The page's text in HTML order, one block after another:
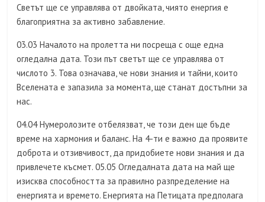
Светът ще се управлява от двойката, чиято енергия е
благоприятна за активно забавление.
03.03 Началото на пролетта ни посреща с още една
огледална дата. Този път светът ще се управлява от
числото 3. Това означава, че нови знания и тайни, които
Вселената е запазила за момента, ще станат достъпни за
нас.
04.04 Нумеролозите отбелязват, че този ден ще бъде
време на хармония и баланс. На 4-ти е важно да проявите
доброта и отзивчивост, да придобиете нови знания и да
привлечете късмет. 05.05 Огледалната дата на май ще
изисква способността за правилно разпределение на
енергията и времето. Енергията на Петицата предполага